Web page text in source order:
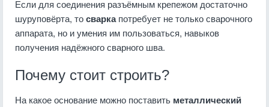
Если для соединения разъёмным крепежом достаточно
шуруповёрта, тосваркапотребует не только сварочного
аппарата, но и умения им пользоваться, навыков
получения надёжного сварного шва.
Почему стоит строить?
На какое основание можно поставить металлический